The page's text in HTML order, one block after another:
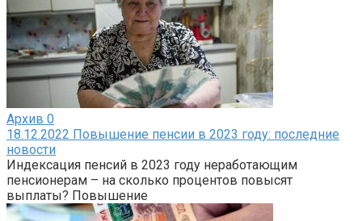
Архив 0
18.12.2022 Повышение пенсии в 2023 году: последние
новости
Индексация пенсий в 2023 году неработающим
пенсионерам – на сколько процентов повысят
выплаты? Повышение